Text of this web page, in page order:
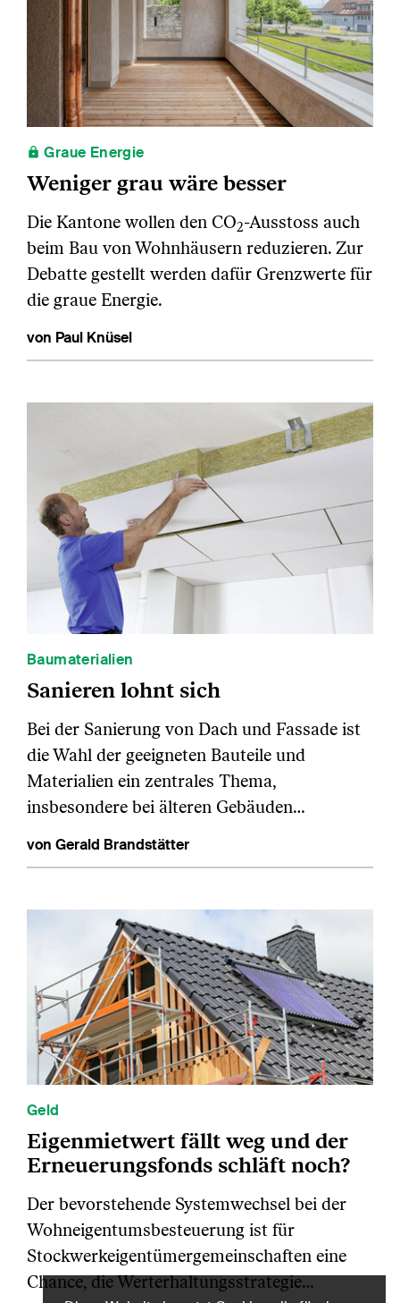
Graue Energie
Weniger grau wäre besser
Die Kantone wollen den CO2-Ausstoss auch
beim Bau von Wohnhäusern reduzieren. Zur
Debatte gestellt werden dafür Grenzwerte für
die graue Energie.
von Paul Knüsel
Baumaterialien
Sanieren lohnt sich
Bei der Sanierung von Dach und Fassade ist
die Wahl der geeigneten Bauteile und
Materialien ein zentrales Thema,
insbesondere bei älteren Gebäuden…
von Gerald Brandstätter
Geld
Eigenmietwert fällt weg und der
Erneuerungsfonds schläft noch?
Der bevorstehende Systemwechsel bei der
Wohneigentumsbesteuerung ist für
Stockwerkeigentümergemeinschaften eine
Chance, die Werterhaltungsstrategie…